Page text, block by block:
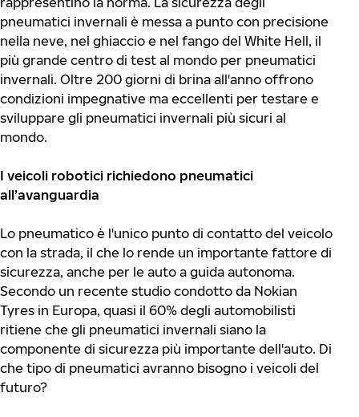
pneumatici invernali è messa a punto con precisione
nella neve, nel ghiaccio e nel fango del White Hell, il
più grande centro di test al mondo per pneumatici
invernali. Oltre 200 giorni di brina all'anno offrono
condizioni impegnative ma eccellenti per testare e
sviluppare gli pneumatici invernali più sicuri al
mondo.
I veicoli robotici richiedono pneumatici
all’avanguardia
Lo pneumatico è l'unico punto di contatto del veicolo
con la strada, il che lo rende un importante fattore di
sicurezza, anche per le auto a guida autonoma.
Secondo un recente studio condotto da Nokian
Tyres in Europa, quasi il 60% degli automobilisti
ritiene che gli pneumatici invernali siano la
componente di sicurezza più importante dell'auto. Di
che tipo di pneumatici avranno bisogno i veicoli del
futuro?